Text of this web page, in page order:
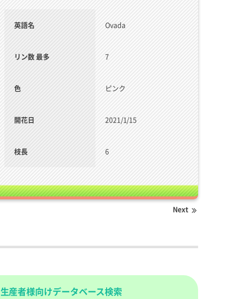
英語名 Ovada
リン数 最多 7
色 ピンク
開花日 2021/1/15
枝長 6
Next
生産者様向けデータベース検索